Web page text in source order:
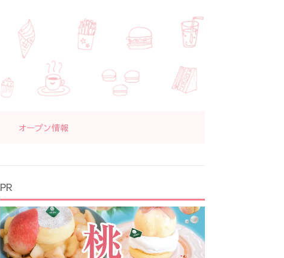
オープン情報
PR